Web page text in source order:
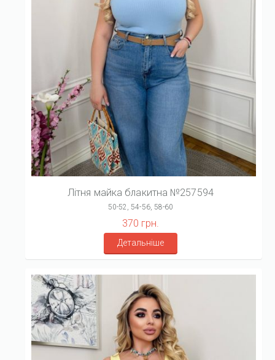
Літня майка блакитна №257594
50-52, 54-56, 58-60
370 грн.
Детальніше